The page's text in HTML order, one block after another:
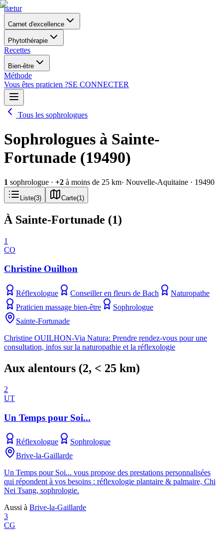
nætur
Carnet d'excellence
Phytothérapie
Recettes
Bien-être
Méthode
Vous êtes praticien ?SE CONNECTER
Tous les sophrologues
Sophrologues à Sainte-
Fortunade (19490)
1 sophrologue · +2 à moins de 25 km· Nouvelle-Aquitaine · 19490
Liste(3) Carte(1 )
À Sainte-Fortunade (1)
1
CO
Christine Ouilhon
Réflexologue Conseiller en fleurs de Bach
Naturopathe
Praticien massage bien-être
Sophrologue
Sainte-Fortunade
Christine OUILHON-Via Natura: Prendre rendez-vous pour une
consultation, infos sur la naturopathie et la réflexologie
Aux alentours (2, < 25 km)
2
UT
Un Temps pour Soi...
Réflexologue
Sophrologue
Brive-la-Gaillarde
Un Temps pour Soi... vous propose des prestations personnalisées
qui répondent à vos besoins : réflexologie plantaire & palmaire, Chi
Nei Tsang, sophrologie.
Aussi à Brive-la-Gaillarde
3
CG